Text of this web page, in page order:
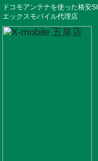
ドコモアンテナを使った格安
エックスモバイル代理店